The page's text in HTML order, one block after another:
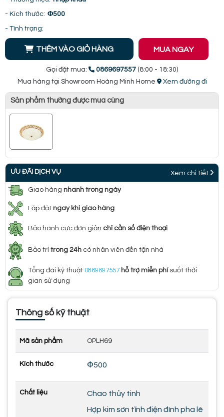
- Kích thước: Φ500
- Tình trạng:
THÊM VÀO GIỎ HÀNG MUA NGAY
Gọi đặt mua: 0869697557 (8:00 - 18:30)
Mua hàng tại Showroom Hoàng Minh Home
Xem đường đi
Sản phẩm thường được mua cùng
ƯU ĐÃI DỊCH VỤ Xem chi tiết
Giao hàng nhanh trong ngày
Lắp đặt ngay khi giao hàng
Bảo hành cực đơn giản chỉ cần số điện thoại
Bảo trì trong 24h có nhân viên đến tận nhà
Tổng đài kỹ thuật 0869697557 hỗ trợ miễn phísuốt thời
gian sử dụng
Thông số kỹ thuật
Mã sản phẩm OPLH69
Kích thước Φ500
Chất liệu
Chao thủy tinh
Hợp kim sơn tĩnh điện đính pha lê